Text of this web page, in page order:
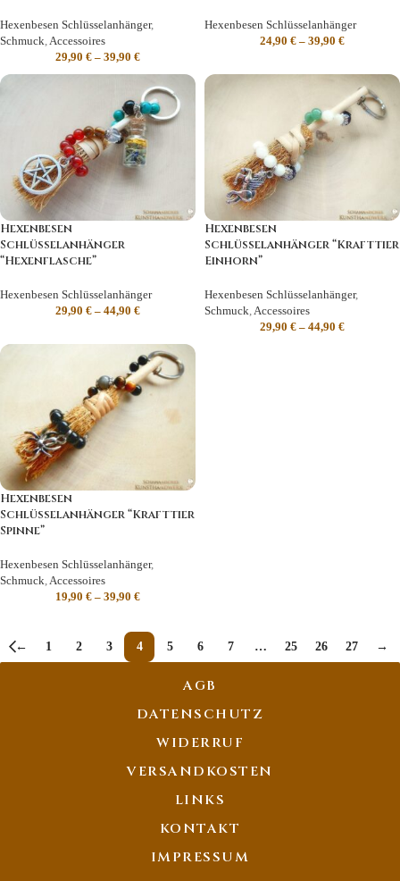
Hexenbesen Schlüsselanhänger,
Schmuck Accessoires
29,90 € – 39,90 €
Hexenbesen Schlüsselanhänger
24,90 € – 39,90 €
Hexenbesen
Schlüsselanhänger
“Hexenflasche”
Hexenbesen Schlüsselanhänger
29,90 € – 44,90 €
Hexenbesen
Schlüsselanhänger “Krafttier
Einhorn”
Hexenbesen Schlüsselanhänger,
Schmuck,Accessoires
29,90 € – 44,90 €
Hexenbesen
Schlüsselanhänger “Krafttier
Spinne”
Hexenbesen Schlüsselanhänger,
Schmuck,Accessoires
19,90 € – 39,90 €
← 1 2 3 4 5 6 7 … 25 26 27 →
AGB
DATENSCHUTZ
WIDERRUF
VERSANDKOSTEN
LINKS
KONTAKT
IMPRESSUM